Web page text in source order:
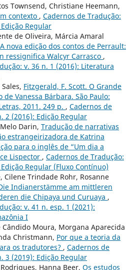
Townsend, Christiane Heemann,
contexto , Cadernos de Tradução:
Regular
de Oliveira, Márcia Amaral
A nova edição dos contos de Perrault:
ressignifica Walcyr Carrasco ,
v. 36 n. 1 (2016): Literatura
Fitzgerald, F. Scott. O Grande
de Vanessa Bárbara. São Paulo:
2011. 249 p. , Cadernos de
2 (2016): Edição Regular
Darin, Tradução de narrativas
estrangeirizadora de Katrina
para o inglês de “Um dia a
Lispector , Cadernos de Tradução:
Regular (Fluxo Contínuo)
Cilene Trindade Rohr, Rosanne
Indianerstämme am mittleren
die Chipaya und Curuaya ,
v. 41 n. esp. 1 (2021):
I
Moura, Morgana Aparecida
Christmann, Por que a teoria da
os tradutores? , Cadernos de
3 (2019): Edição Regular
Hanna Beer, Os estudos